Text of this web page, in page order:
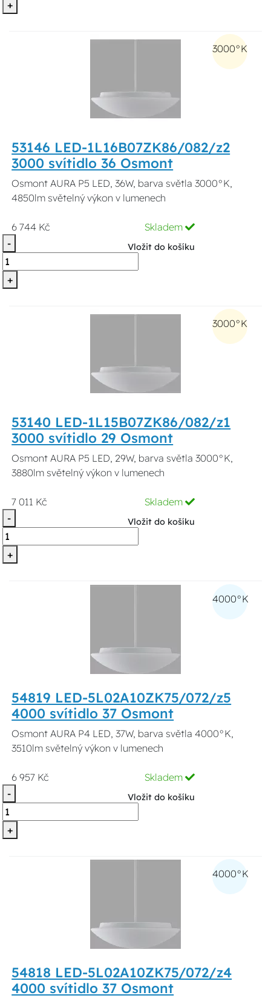
+
3000°K
53146 LED-1L16B07ZK86/082/z2
3000 svítidlo 36 Osmont
Osmont AURA P5 LED, 36W, barva světla 3000°K,
4850lm světelný výkon v lumenech
6 744 Kč
Skladem
-
+
Vložit do košíku
3000°K
53140 LED-1L15B07ZK86/082/z1
3000 svítidlo 29 Osmont
Osmont AURA P5 LED, 29W, barva světla 3000°K,
3880lm světelný výkon v lumenech
7 011 Kč
Skladem
-
+
Vložit do košíku
4000°K
54819 LED-5L02A10ZK75/072/z5
4000 svítidlo 37 Osmont
Osmont AURA P4 LED, 37W, barva světla 4000°K,
3510lm světelný výkon v lumenech
6 957 Kč
Skladem
-
+
Vložit do košíku
4000°K
54818 LED-5L02A10ZK75/072/z4
4000 svítidlo 37 Osmont